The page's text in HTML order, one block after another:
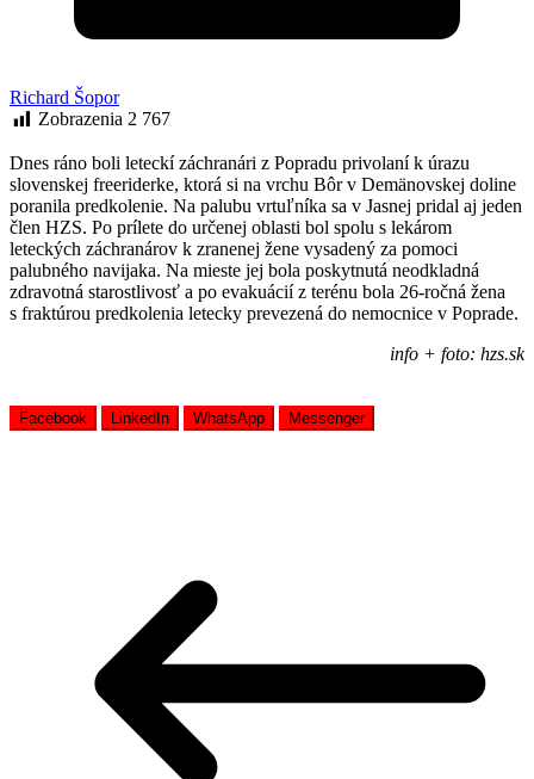
Richard Šopor
Zobrazenia 2 767
Dnes ráno boli leteckí záchranári z Popradu privolaní k úrazu
slovenskej freeriderke, ktorá si na vrchu Bôr v Demänovskej doline
poranila predkolenie. Na palubu vrtuľníka sa v Jasnej pridal aj jeden
člen HZS. Po prílete do určenej oblasti bol spolu s lekárom
leteckých záchranárov k zranenej žene vysadený za pomoci
palubného navijaka. Na mieste jej bola poskytnutá neodkladná
zdravotná starostlivosť a po evakuácií z terénu bola 26-ročná žena
s fraktúrou predkolenia letecky prevezená do nemocnice v Poprade.
info + foto: hzs.sk
Facebook LinkedIn WhatsApp Messenger